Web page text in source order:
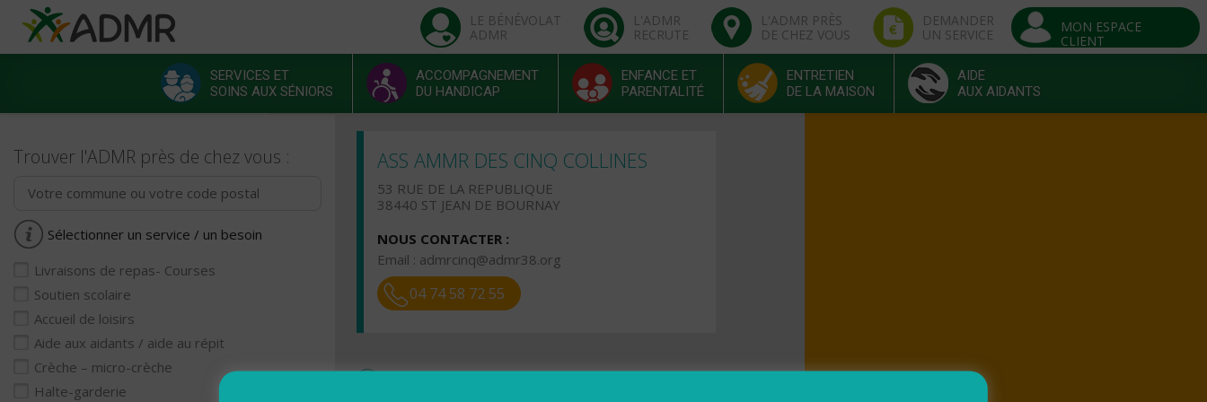
Aller au contenu principal
LE BÉNÉVOLAT
ADMR
L'ADMR
RECRUTE
L'ADMR PRÈS
DE CHEZ VOUS
DEMANDER
UN SERVICE
MON ESPACE
CLIENT
SERVICES ET
SOINS AUX SÉNIORS
ACCOMPAGNEMENT
DU HANDICAP
ENFANCE ET
PARENTALITÉ
ENTRETIEN
DE LA MAISON
AIDE
AUX AIDANTS
Trouver l'ADMR près de chez vous :
Sélectionner un service / un besoin
Livraisons de repas- Courses
Soutien scolaire
Accueil de loisirs
Aide aux aidants / aide au répit
Crèche – micro-crèche
Halte-garderie
ASS AMMR DES CINQ COLLINES
53 RUE DE LA REPUBLIQUE
38440 ST JEAN DE BOURNAY
NOUS CONTACTER :
Email : admrcinq@admr38.org
04 74 58 72 55
Horaires
Panneau de gestion des cookies